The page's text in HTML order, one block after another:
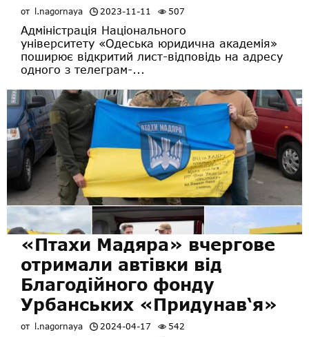
от l.nagornaya 2023-11-11 507
Адміністрація Національного
університету «Одеська юридична академія»
поширює відкритий лист-відповідь на адресу
одного з телеграм-...
«Птахи Мадяра» вчергове
отримали автівки від
Благодійного фонду
Урбанських «Придунав‘я»
от l.nagornaya 2024-04-17 542